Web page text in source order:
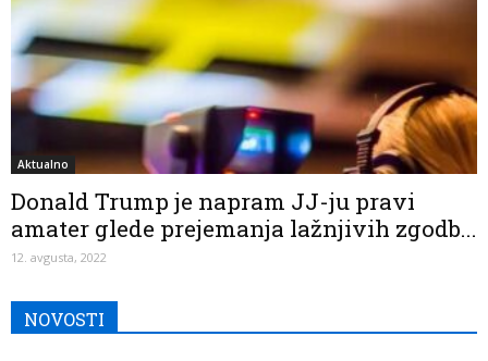
Aktualno
Donald Trump je napram JJ-ju pravi
amater glede prejemanja lažnjivih zgodb...
12. avgusta, 2022
NOVOSTI